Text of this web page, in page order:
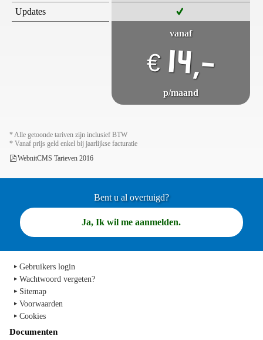
Updates
vanaf
€14,-
p/maand
* Alle getoonde tariven zijn inclusief BTW
* Vanaf prijs geld enkel bij jaarlijkse facturatie
WebnitCMS Tarieven 2016
Bent u al overtuigd?
Ja, Ik wil me aanmelden.
Gebruikers login
Wachtwoord vergeten?
Sitemap
Voorwaarden
Cookies
Documenten